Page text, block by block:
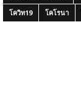
โควิท19
โคโรนา